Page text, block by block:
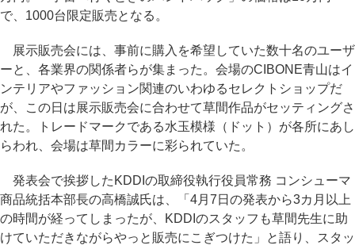
で、1000台限定販売となる。
展示販売会には、事前に購入を希望していた数十名のユーザ
ーと、各業界の関係者らが集まった。会場のCIBONE青山はイ
ンテリアやファッション関連のいわゆるセレクトショップだ
が、この日は展示販売会に合わせて草間作品がセッティングさ
れた。トレードマークである水玉模様（ドット）が各所にあし
らわれ、会場は草間カラーに彩られていた。
発表会で挨拶したKDDIの取締役執行役員常務 コンシューマ
商品統括本部長の高橋誠氏は、「4月7日の発表から3カ月以上
の時間が経ってしまったが、KDDIのスタッフも草間先生に助
けていただきながらやっと販売にこぎつけた」と語り、スタッ